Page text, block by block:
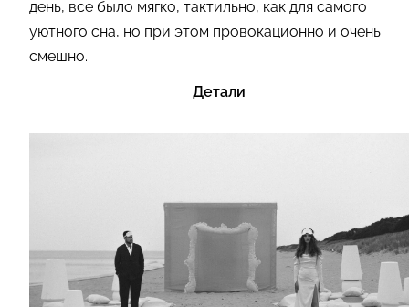
день, все было мягко, тактильно, как для самого
уютного сна, но при этом провокационно и очень
смешно.
Детали